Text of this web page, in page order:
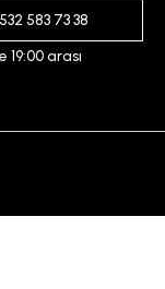
583 73 38
arası